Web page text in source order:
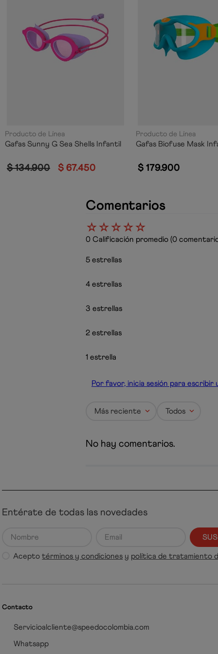
Producto de Línea
Gafas Sunny G Sea Shells Infantil
$ 134.900 $ 67.450
Producto de Línea
Gafas Biofuse Mask
$ 179.900
Comentarios
☆☆☆☆☆
0 Calificación promedio (0
5 estrellas
4 estrellas
3 estrellas
2 estrellas
1 estrella
Por favor, inicia sesión para escribir
Más reciente Todos
No hay comentarios.
Entérate de todas las novedades
Aceptotérminos y condiciones y política de tratamiento
Contacto
Servicioalcliente@speedocolombia.com
Whatsapp